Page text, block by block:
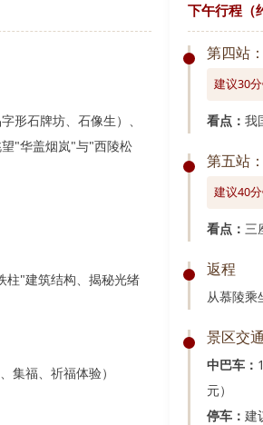
形石牌坊、石像生）、
"华盖烟岚"与"西陵松
柱"建筑结构、揭秘光绪
集福、祈福体验）
下午行程（
第四站
建议30
看点： 我
第五站
建议40
看点： 三
返程
从慕陵乘
景区交
中巴车：
元）
停车： 建